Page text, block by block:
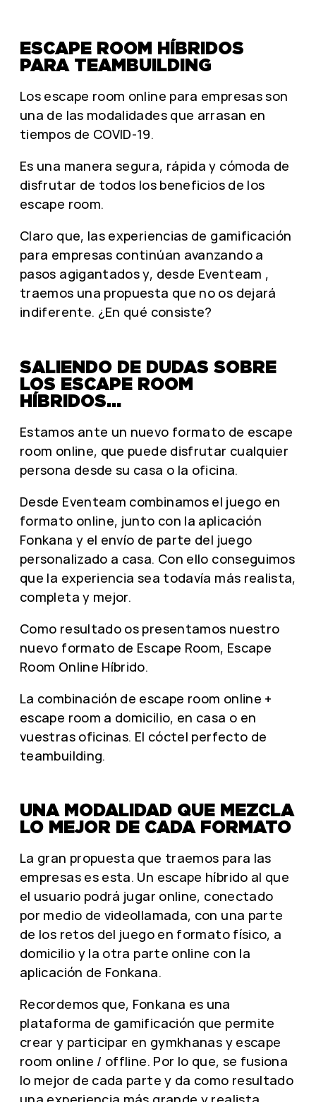
ESCAPE ROOM HÍBRIDOS
PARA TEAMBUILDING
Los escape room online para empresas son
una de las modalidades que arrasan en
tiempos de COVID-19.
Es una manera segura, rápida y cómoda de
disfrutar de todos los beneficios de los
escape room.
Claro que, las experiencias de gamificación
para empresas continúan avanzando a
pasos agigantados y, desde Eventeam ,
traemos una propuesta que no os dejará
indiferente. ¿En qué consiste?
SALIENDO DE DUDAS SOBRE
LOS ESCAPE ROOM
HÍBRIDOS…
Estamos ante un nuevo formato de escape
room online, que puede disfrutar cualquier
persona desde su casa o la oficina.
Desde Eventeam combinamos el juego en
formato online, junto con la aplicación
Fonkana y el envío de parte del juego
personalizado a casa. Con ello conseguimos
que la experiencia sea todavía más realista,
completa y mejor.
Como resultado os presentamos nuestro
nuevo formato de Escape Room, Escape
Room Online Híbrido.
La combinación de escape room online +
escape room a domicilio, en casa o en
vuestras oficinas. El cóctel perfecto de
teambuilding.
UNA MODALIDAD QUE MEZCLA
LO MEJOR DE CADA FORMATO
La gran propuesta que traemos para las
empresas es esta. Un escape híbrido al que
el usuario podrá jugar online, conectado
por medio de videollamada, con una parte
de los retos del juego en formato físico, a
domicilio y la otra parte online con la
aplicación de Fonkana.
Recordemos que, Fonkana es una
plataforma de gamificación que permite
crear y participar en gymkhanas y escape
room online / offline. Por lo que, se fusiona
lo mejor de cada parte y da como resultado